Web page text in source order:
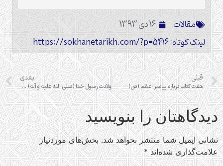
مقالات
16 دی 1393
لینک کوتاه: https://sokhanetarikh.com/?p=5416
قبلی
هفت کتاب درباره پيامبر اعظم (ص)
بعدی
ولادت رسول خدا (صلی الله علیه و آله) در دوازدهم یا هفدهم ربیع الاول؟
دیدگاهتان را بنویسید
نشانی ایمیل شما منتشر نخواهد شد. بخش‌های موردنیاز
علامت‌گذاری شده‌اند*